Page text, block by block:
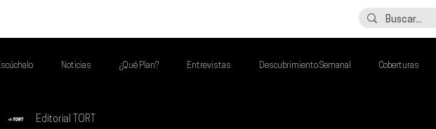
Noticias ¿Qué Plan? Entrevistas Descubrimiento Semanal Coberturas
Te Recomendamos A...
Editorial TORT